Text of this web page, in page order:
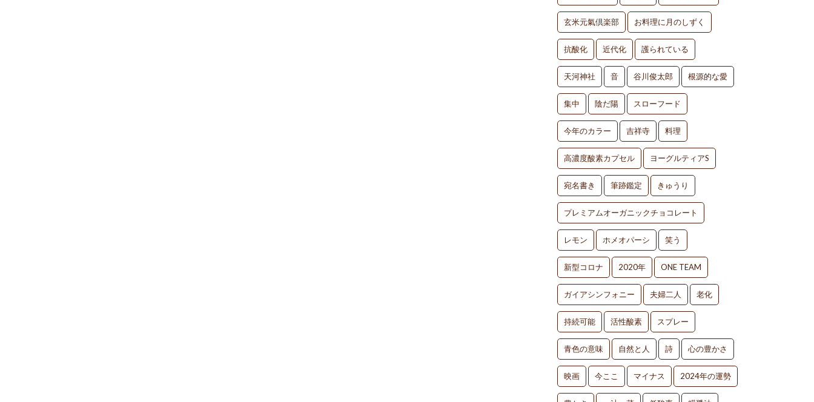
玄米元氣倶楽部 お料理に月のしずく
抗酸化 近代化 護られている
天河神社 音 谷川俊太郎 根源的な愛
集中 陰だ陽 スローフード
今年のカラー 吉祥寺 料理
高濃度酸素カプセル ヨーグルティアS
宛名書き 筆跡鑑定 きゅうり
プレミアムオーガニックチョコレート
レモン ホメオパーシ 笑う
新型コロナ 2020年 ONE TEAM
ガイアシンフォニー 夫婦二人 老化
持続可能 活性酸素 スプレー
青色の意味 自然と人 詩 心の豊かさ
映画 今ここ マイナス 2024年の運勢